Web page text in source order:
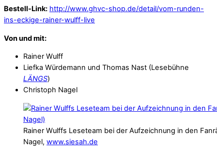
Bestell-Link: http://www.ghvc-shop.de/detail/vom-runden-
ins-eckige-rainer-wulff-live
Von und mit:
Rainer Wulff
Liefka Würdemann und Thomas Nast (Lesebühne
LÄNGS)
Christoph Nagel
Rainer Wulffs Leseteam bei der Aufzeichnung in den
Nagel, www.siesah.de